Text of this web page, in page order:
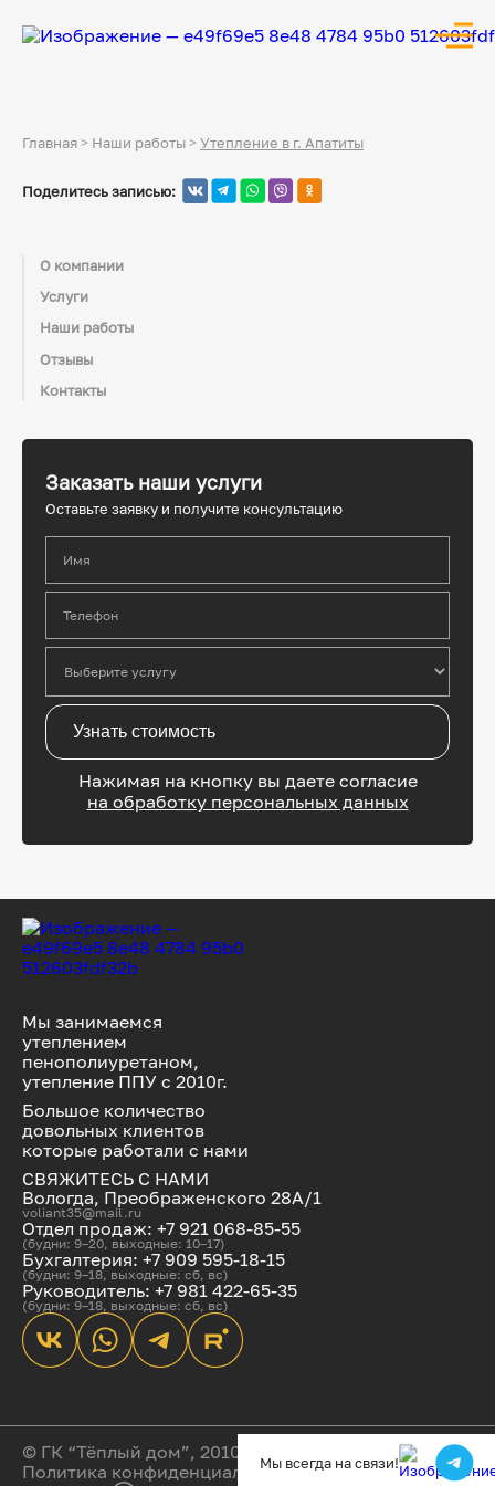
Главная> Наши работы> Утепление в г. Апатиты
Поделитесь записью:
О компании
Услуги
Наши работы
Отзывы
Контакты
Заказать наши услуги
Оставьте заявку и получите консультацию
Имя
Телефон
Узнать стоимость
Нажимая на кнопку вы даете согласие
на обработку персональных данных
Мы занимаемся
утеплением
пенополиуретаном,
утепление ППУ с 2010г.
Большое количество
довольных клиентов
которые работали с нами
СВЯЖИТЕСЬ С НАМИ
Вологда, Преображенского 28А/1
voliant35@mail.ru
Отдел продаж: +7 921 068-85-55
(будни: 9–20, выходные: 10–17)
Бухгалтерия: +7 909 595-18-15
(будни: 9–18, выходные: сб, вс)
Руководитель: +7 981 422-65-35
(будни: 9–18, выходные: сб, вс)
© ГК “Тёплый дом”, 2010-2025
Политика конфиденциальностиМы всегда на связи!